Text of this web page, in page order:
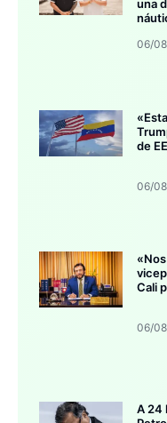
una
06/
de
06/
Cali
06/
A 24